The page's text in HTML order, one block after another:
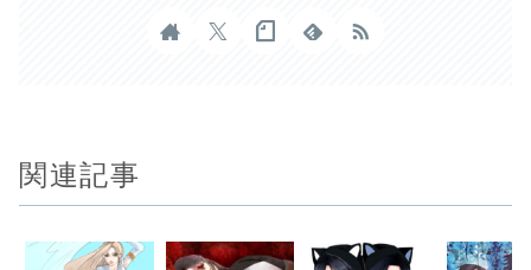
関連記事